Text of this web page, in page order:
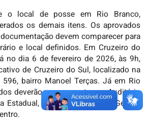
o local de posse em Rio Branco,
os demais itens. Os aprovados
devem comparecer para
e local definidos. Em Cruzeiro do
no dia 6 de fevereiro de 2026, às 9h,
de Cruzeiro do Sul, localizado na
596, bairro Manoel Terças. Já em Rio
deverão se apresentar no Auditório
Estadual, situado na Avenida Getúlio